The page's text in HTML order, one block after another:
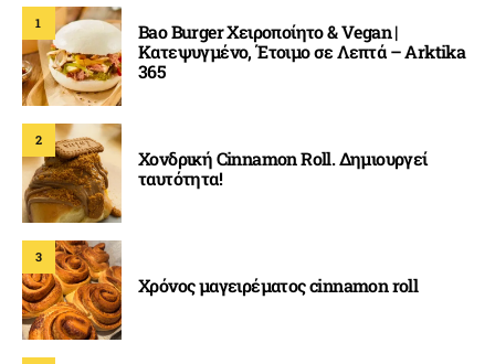
1
Bao Burger Χειροποίητο & Vegan |
Κατεψυγμένο, Έτοιμο σε Λεπτά – Arktika
365
2
Χονδρική Cinnamon Roll. Δημιουργεί
ταυτότητα!
3
Χρόνος μαγειρέματος cinnamon roll